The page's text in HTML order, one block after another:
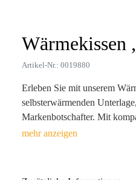
Wärmekissen
Artikel-Nr.: 0019880
Erleben Sie mit unserem
selbsterwärmenden
Markenbotschafter. Mit
1,4 cm und einem Gewicht